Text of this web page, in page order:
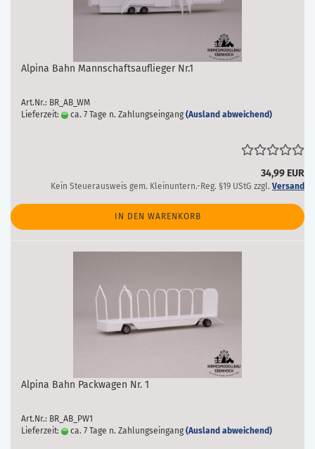
Alpina Bahn Mannschaftsauflieger Nr.1
Art.Nr.: BR_AB_WM
Lieferzeit:
ca. 7 Tage n. Zahlungseingang (Ausland abweichend)
34,99 EUR
Kein Steuerausweis gem. Kleinuntern.-Reg. §19 UStG zzgl. Versand
IN DEN WARENKORB
Alpina Bahn Packwagen Nr. 1
Art.Nr.: BR_AB_PW1
Lieferzeit:
ca. 7 Tage n. Zahlungseingang (Ausland abweichend)